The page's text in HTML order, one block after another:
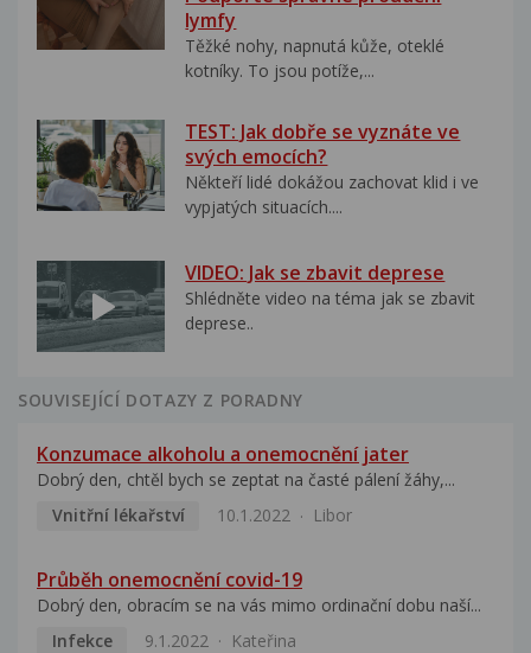
lymfy
Těžké nohy, napnutá kůže, oteklé
kotníky. To jsou potíže,...
TEST: Jak dobře se vyznáte ve
svých emocích?
Někteří lidé dokážou zachovat klid i ve
vypjatých situacích....
VIDEO: Jak se zbavit deprese
Shlédněte video na téma jak se zbavit
deprese..
SOUVISEJÍCÍ DOTAZY Z PORADNY
Konzumace alkoholu a onemocnění jater
Dobrý den, chtěl bych se zeptat na časté pálení žáhy,...
Vnitřní lékařství
10.1.2022 Libor
Průběh onemocnění covid-19
Dobrý den, obracím se na vás mimo ordinační dobu naší...
Infekce
9.1.2022 Kateřina